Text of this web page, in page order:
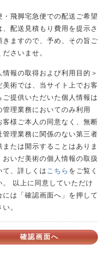
・飛脚宅急便での配送ご希望
、配送見積もり費用を提示さ
きますので、予め、その旨ご
ださいませ。
情報の取得および利用目的＞
美術では、当サイト上でお客
ご提供いただいた個人情報は
管理業務においてのみ利用
客様ご本人の同意なく、無断
管理業務に関係のない第三者
または開示することはありま
おいだ美術の個人情報の取扱
て、詳しくは こちら をご覧く
。 以上に同意していただけ
には「確認画面へ」を押して
。